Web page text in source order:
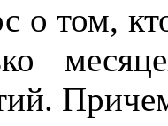
о том,